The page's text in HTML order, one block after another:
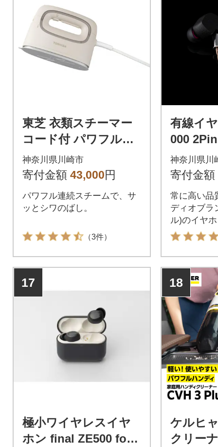
東芝 衣類スチーマー
コード付 パワフル連
続スチーム TAS-V70
(N) アイロン 家電 生
神奈川県川崎市
寄付金額 43,000円
パワフル連続スチームで、サ
ッとシワのばし。
（3件）
有線イ
000
銅ケー
神奈川県川
寄付金額
常に高い品
ディオブラ
ル)のイヤ
17
極小ワイヤレスイヤ
ホン final ZE500 for
18
ケルヒ
クリー